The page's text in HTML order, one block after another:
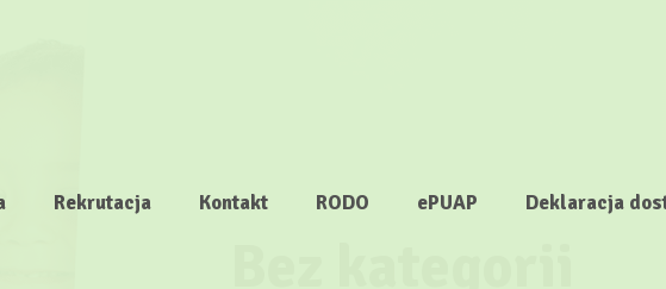
Rekrutacja Kontakt RODO ePUAP Deklaracja